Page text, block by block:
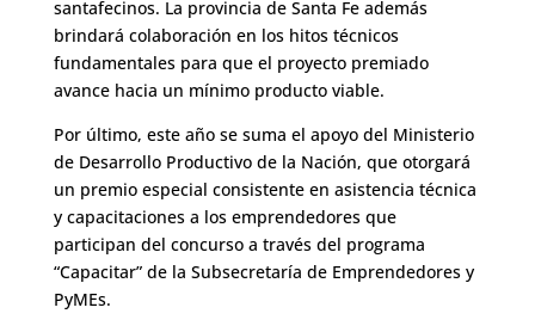
santafecinos. La provincia de Santa Fe además
brindará colaboración en los hitos técnicos
fundamentales para que el proyecto premiado
avance hacia un mínimo producto viable.
Por último, este año se suma el apoyo del Ministerio
de Desarrollo Productivo de la Nación, que otorgará
un premio especial consistente en asistencia técnica
y capacitaciones a los emprendedores que
participan del concurso a través del programa
“Capacitar” de la Subsecretaría de Emprendedores y
PyMEs.